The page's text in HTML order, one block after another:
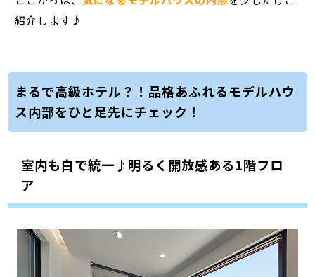
紹介します♪
まるで高級ホテル？！品格あふれるモデルハウ
ス内部をひと足先にチェック！
室内も白で統一♪明るく開放感ある1階フロ
ア